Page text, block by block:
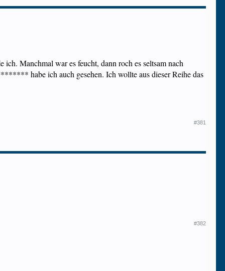
Manchmal war es feucht, dann roch es seltsam nach
habe ich auch gesehen. Ich wollte aus dieser Reihe das
#381
#382